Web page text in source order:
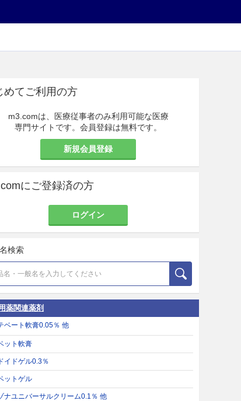
めてご利用の方
m3.comは、医療従事者のみ利用可能な医療
専門サイトです。会員登録は無料です。
新規会員登録
にご登録済の方
ログイン
検索
薬関連薬剤
ベート軟膏0.05％ 他
ット軟膏
イドゲル0.3％
ットゲル
ナユニバーサルクリーム0.1％ 他